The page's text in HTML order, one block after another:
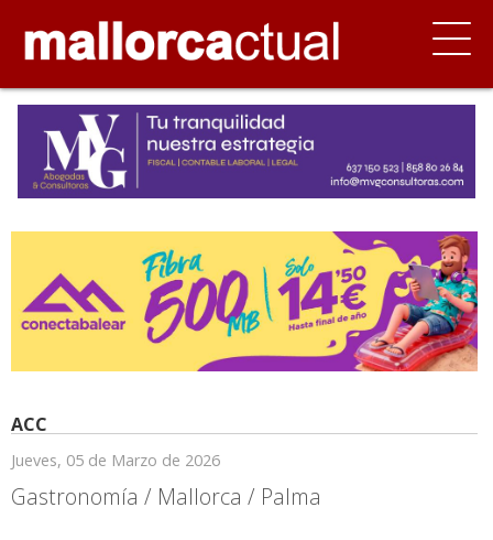
ACC
Jueves, 05 de Marzo de 2026
Gastronomía / Mallorca / Palma